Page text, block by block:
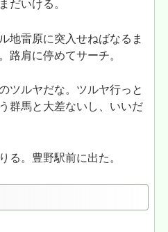
だいける。
地雷原に突入せねばなるま
路肩に停めてサーチ。
ツルヤだな。ツルヤ行っと
群馬と大差ないし、いいだ
る。豊野駅前に出た。